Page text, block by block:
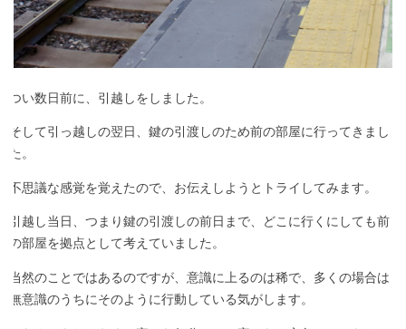
つい数日前に、引越しをしました。
そして引っ越しの翌日、鍵の引渡しのため前の部屋に行ってきまし
た。
不思議な感覚を覚えたので、お伝えしようとトライしてみます。
引越し当日、つまり鍵の引渡しの前日まで、どこに行くにしても前
の部屋を拠点として考えていました。
当然のことではあるのですが、意識に上るのは稀で、多くの場合は
無意識のうちにそのように行動している気がします。